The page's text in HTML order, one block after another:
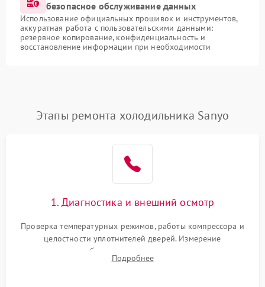
безопасное обслуживание данных
Использование официальных прошивок и инструментов,
аккуратная работа с пользовательскими данными:
резервное копирование, конфиденциальность и
восстановление информации при необходимости
Этапы ремонта холодильника Sanyo
1. Диагностика и внешний осмотр
Проверка температурных режимов, работы компрессора и
целостности уплотнителей дверей. Измерение
сопротивления обмоток мотора, проверка термостата и
считывание кодов ошибок с электронного дисплея.
Подробнее